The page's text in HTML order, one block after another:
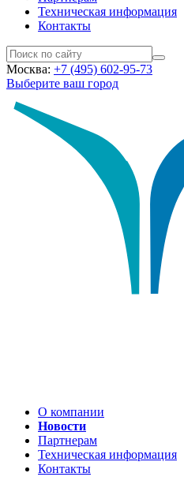
Техническая информация
Контакты
Москва: +7 (495) 602-95-73
Выберите ваш город
О компании
Новости
Партнерам
Техническая информация
Контакты